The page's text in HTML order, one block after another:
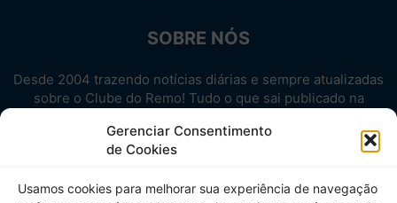
Gerenciar Consentimento
de Cookies
Usamos cookies para melhorar sua experiência de navegação
SOBRE NÓS
Desde 2004 trazendo notícias diárias e sempre atualizadas
sobre o Clube do Remo! Tudo o que sai publicado na
Aproveite! Site não-oficial.
SIGA-NOS